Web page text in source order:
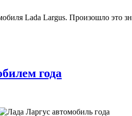
Lada Largus. Произошло это
года